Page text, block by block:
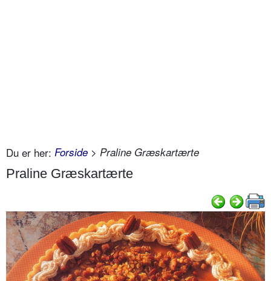
Du er her: Forside > Praline Græskartærte
Praline Græskartærte